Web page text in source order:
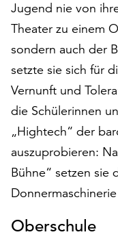
widerrufen.
Dafür
steht
Ihnen
Ende
der
Seite
Schaltfläche
„Cookie-
Einstellungen“
Verfügung.
Jugend nie von
Theater zu einem
sondern auch der
setzte sie sich für
Vernunft und
die Schülerinnen
„Hightech“ der
auszuprobieren:
Bühne“ setzen sie
Oberschule